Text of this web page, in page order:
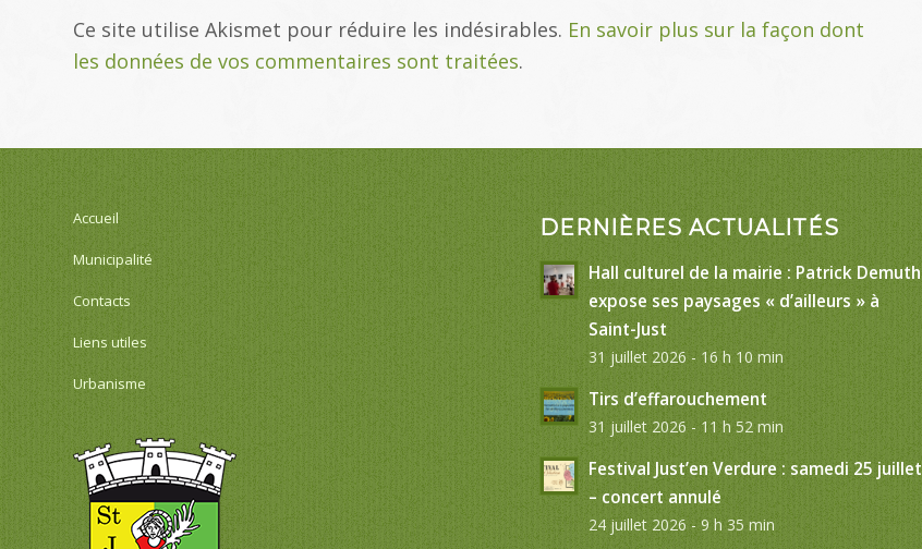
Ce site utilise Akismet pour réduire les indésirables. En savoir plus sur la façon dont
les données de vos commentaires sont traitées.
Accueil
Municipalité
Contacts
Liens utiles
Urbanisme
DERNIÈRES ACTUALITÉS
Hall culturel de la mairie : Patrick Demuth
expose ses paysages « d’ailleurs » à
Saint-Just
31 juillet 2026 - 16 h 10 min
Tirs d’effarouchement
31 juillet 2026 - 11 h 52 min
Festival Just’en Verdure : samedi 25 juillet
– concert annulé
24 juillet 2026 - 9 h 35 min